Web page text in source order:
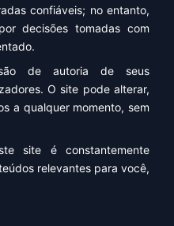
confiáveis; no entanto,
decisões tomadas com
de autoria de seus
O site pode alterar,
a qualquer momento, sem
site é constantemente
relevantes para você,